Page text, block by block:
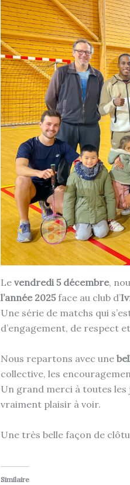
Le vendredi 5 décembre,
l’année 2025face au club d’
Une série de matchs qui
d’engagement, de respect
Nous repartons avec une
collective, les
Un grand merci à toutes les
vraiment plaisir à voir.
Une très belle façon de
Similaire